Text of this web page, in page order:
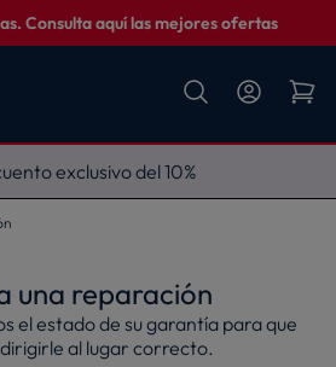
Consulta aquí las mejores ofertas
exclusivo del 10%
una reparación
el estado de su garantía para que
al lugar correcto.